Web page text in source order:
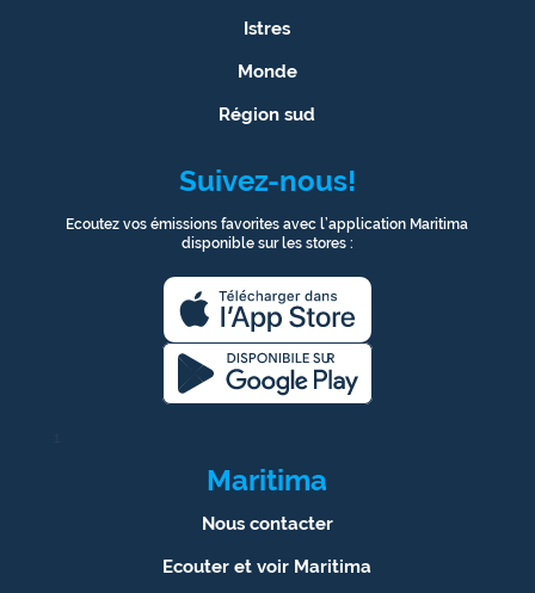
Istres
Monde
Région sud
Suivez-nous!
Ecoutez vos émissions favorites avec l’application Maritima
disponible sur les stores :
1
Maritima
Nous contacter
Ecouter et voir Maritima